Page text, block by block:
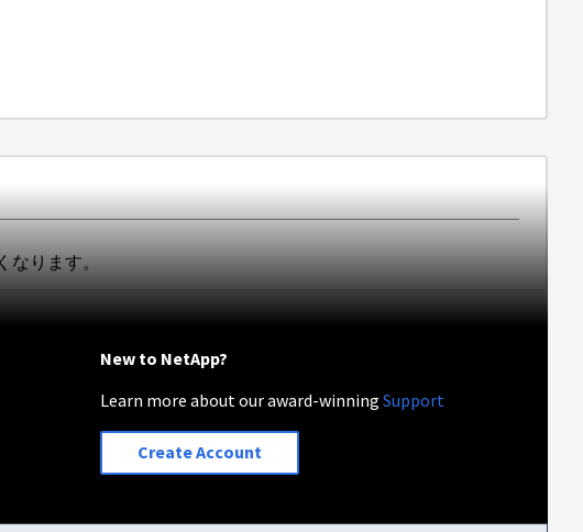
ります。
New to NetApp?
Learn more about our award-winningSupport
Create Account